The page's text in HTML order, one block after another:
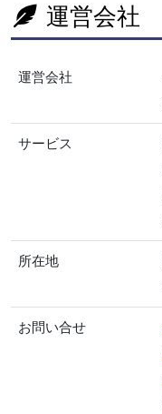
運営会社
運営会社
サービス
所在地
お問い合せ